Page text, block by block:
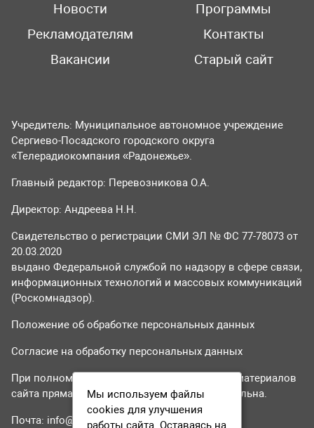
Новости
Программы
Рекламодателям
Контакты
Вакансии
Старый сайт
Учредитель: Муниципальное автономное учреждение
Сергиево-Посадского городского округа
«Телерадиокомпания «Радонежье».
Главный редактор: Перевозникова О.А.
Директор: Андреева Н.Н.
Свидетельство о регистрации СМИ ЭЛ № ФС 77-78073 от
20.03.2020
выдано Федеральной службой по надзору в сфере связи,
информационных технологий и массовых коммуникаций
(Роскомнадзор).
Положение об обработке персональных данных
Согласие на обработку персональных данных
При полном или частичном использовании материалов
сайта прямая гиперссылка на tvr24.tv обязательна.
Почта: info@tvr24.tv
Мы используем файлы
cookies для улучшения
работы сайта. Оставаясь на